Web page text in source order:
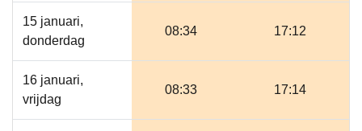
15 januari,
donderdag
08:34 17:12
16 januari,
vrijdag
08:33 17:14